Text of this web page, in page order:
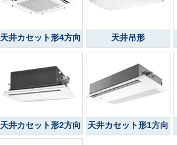
天井カセット形4方向 天井吊形
天井カセット形2方向 天井カセット形1方向